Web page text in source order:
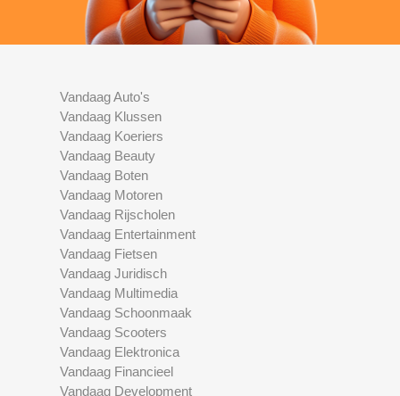
Vandaag Auto's
Vandaag Klussen
Vandaag Koeriers
Vandaag Beauty
Vandaag Boten
Vandaag Motoren
Vandaag Rijscholen
Vandaag Entertainment
Vandaag Fietsen
Vandaag Juridisch
Vandaag Multimedia
Vandaag Schoonmaak
Vandaag Scooters
Vandaag Elektronica
Vandaag Financieel
Vandaag Development